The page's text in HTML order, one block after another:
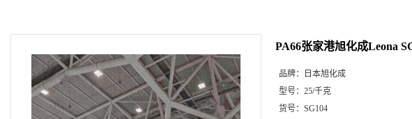
PA66张家港旭化成Leona
品牌：
日本旭化成
型号： 25/千克
货号： SG104